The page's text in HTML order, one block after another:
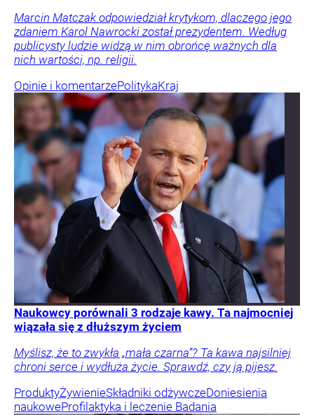
Marcin Matczak odpowiedział krytykom, dlaczego jego
zdaniem Karol Nawrocki został prezydentem. Według
publicysty ludzie widzą w nim obrońcę ważnych dla
nich wartości, np. religii.
Opinie i komentarzePolitykaKraj
Naukowcy porównali 3 rodzaje kawy. Ta najmocniej
wiązała się z dłuższym życiem
Myślisz, że to zwykła „mała czarna”? Ta kawa najsilniej
chroni serce i wydłuża życie. Sprawdź, czy ją pijesz.
ProduktyŻywienieSkładniki odżywczeDoniesienia
naukoweProfilaktyka i leczenie Badania